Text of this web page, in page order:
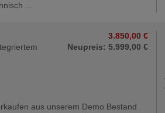
...
3.850,00 €
Neupreis: 5.999,00 €
aus unserem Demo Bestand